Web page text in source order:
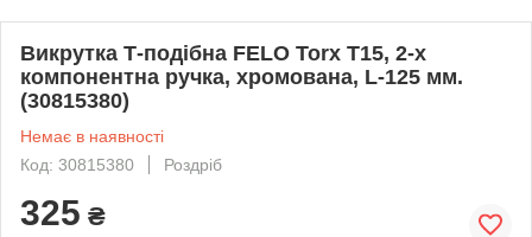
Викрутка Т-подібна FELO Torx T15, 2-х
компонентна ручка, хромована, L-125 мм.
(30815380)
Немає в наявності
Код: 30815380
Роздріб
325 ₴